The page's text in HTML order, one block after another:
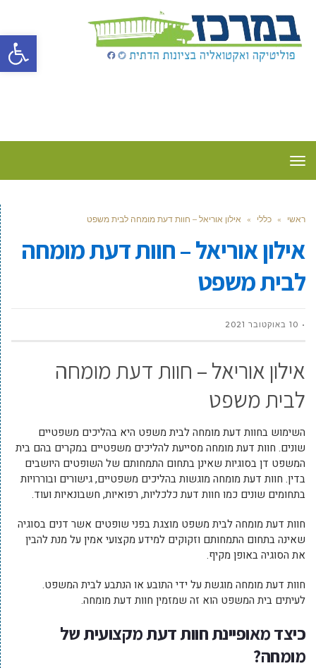
פתח
תפריט
ראשי » כללי » אילון אוריאל – חוות דעת מומחה לבית משפט
אילון אוריאל – חוות דעת מומחה
לבית משפט
10 באוקטובר 2021
אילון אוריאל – חוות דעת מומחה
לבית משפט
השימוש בחוות דעת מומחה לבית משפט היא בהליכים משפטיים
שונים. חוות דעת מומחה מסייעת להליכים משפטיים במקרים בהם בית
המשפט דן בסוגיות שאינן בתחום התמחותם של השופטים היושבים
בדין. חוות דעת מומחה מוגשות בהליכים משפטיים, גישורים ובוררויות
בתחומים שונים כמו חוות דעת כלכליות, רפואיות, חשבונאיות ועוד.
חוות דעת מומחה לבית משפט מוצגת בפני שופטים אשר דנים בסוגיה
שאינה בתחום התמחותם וזקוקים למידע מקצועי אמין על מנת להבין
את הסוגיה באופן מקיף.
חוות דעת מומחה מוגשת על ידי התובע או הנתבע לבית המשפט.
לעיתים בית המשפט הוא זה שמזמין חוות דעת מומחה.
כיצד מאופיינת חוות דעת מקצועית של
מומחה?